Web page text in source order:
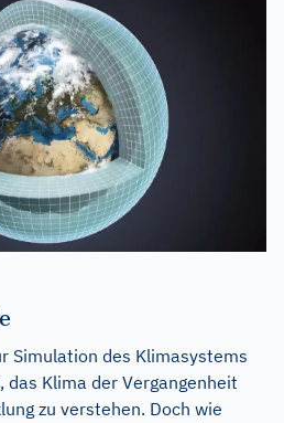
Simulation des Klimasystems
das Klima der Vergangenheit
zu verstehen. Doch wie